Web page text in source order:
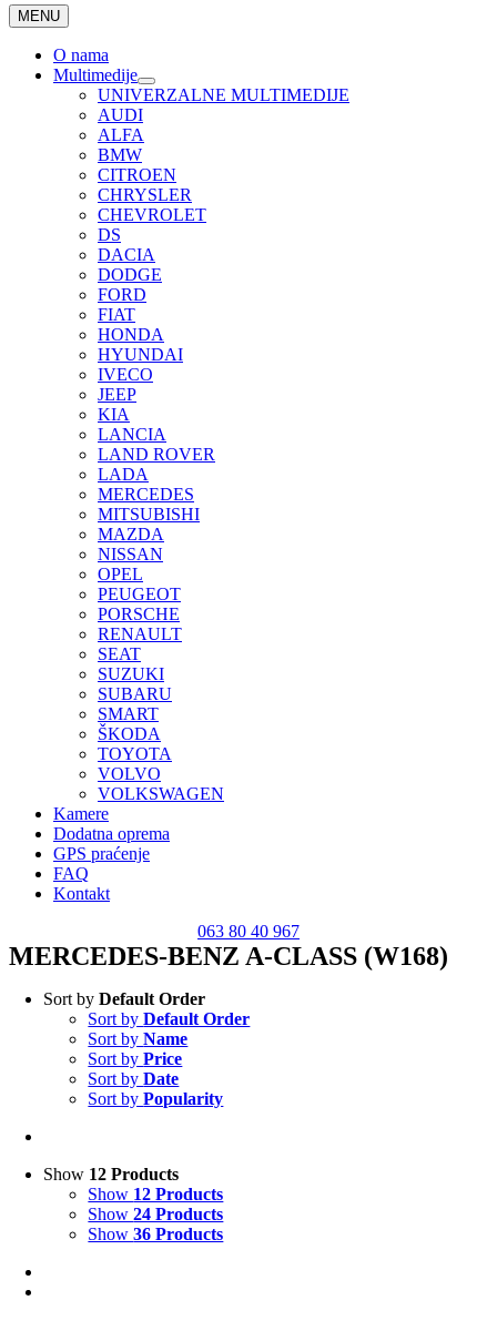
MENU
O nama
Multimedije
UNIVERZALNE MULTIMEDIJE
AUDI
ALFA
BMW
CITROEN
CHRYSLER
CHEVROLET
DS
DACIA
DODGE
FORD
FIAT
HONDA
HYUNDAI
IVECO
JEEP
KIA
LANCIA
LAND ROVER
LADA
MERCEDES
MITSUBISHI
MAZDA
NISSAN
OPEL
PEUGEOT
PORSCHE
RENAULT
SEAT
SUZUKI
SUBARU
SMART
ŠKODA
TOYOTA
VOLVO
VOLKSWAGEN
Kamere
Dodatna oprema
GPS praćenje
FAQ
Kontakt
063 80 40 967
MERCEDES-BENZ A-CLASS (W168)
Sort byDefault Order
Sort byDefault Order
Sort byName
Sort byPrice
Sort byDate
Sort byPopularity
Show 12 Products
Show 12 Products
Show24 Products
Show36 Products